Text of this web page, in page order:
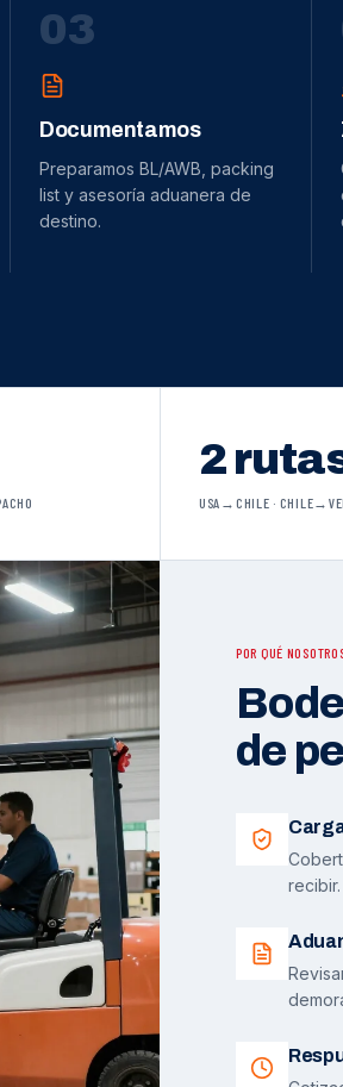
03
Documentamos
Preparamos BL/AWB, packing
list y asesoría aduanera de
destino.
2
USA→CHILE ·
POR QUÉ
de
recibir.